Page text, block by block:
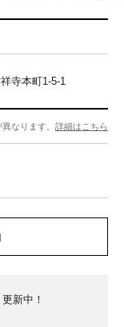
寺本町1-5-1
なります。 詳細はこちら
新中！